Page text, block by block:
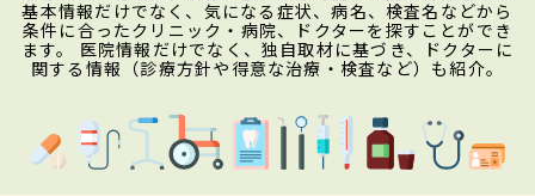
基本情報だけでなく、気になる症状、病名、検査名などから
条件に合ったクリニック・病院、ドクターを探すことができ
ます。 医院情報だけでなく、独自取材に基づき、ドクターに
関する情報（診療方針や得意な治療・検査など）も紹介。